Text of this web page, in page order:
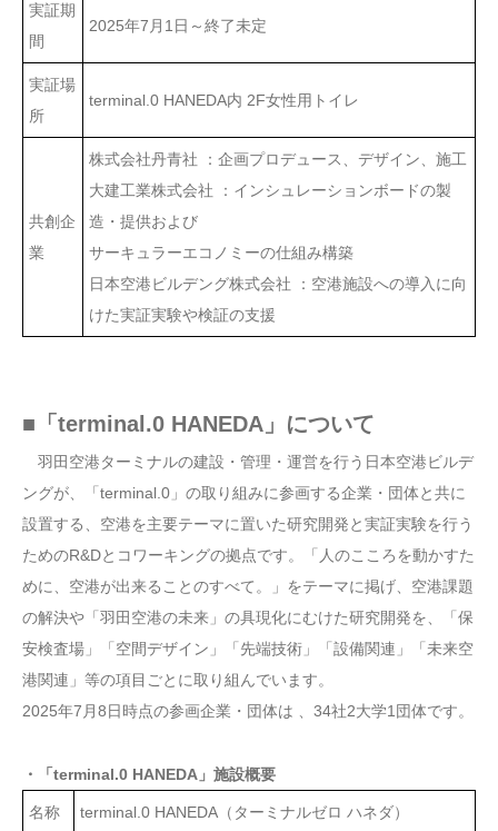
実証期
間
2025年7月1日～終了未定
実証場
所
terminal.0 HANEDA内 2F女性用トイレ
共創企
業
株式会社丹青社 ：企画プロデュース、デザイン、施工
大建工業株式会社 ：インシュレーションボードの製
造・提供および
サーキュラーエコノミーの仕組み構築
日本空港ビルデング株式会社 ：空港施設への導入に向
けた実証実験や検証の支援
■「terminal.0 HANEDA」について
羽田空港ターミナルの建設・管理・運営を行う日本空港ビルデ
ングが、「terminal.0」の取り組みに参画する企業・団体と共に
設置する、空港を主要テーマに置いた研究開発と実証実験を行う
ためのR&Dとコワーキングの拠点です。「人のこころを動かすた
めに、空港が出来ることのすべて。」をテーマに掲げ、空港課題
の解決や「羽田空港の未来」の具現化にむけた研究開発を、「保
安検査場」「空間デザイン」「先端技術」「設備関連」「未来空
港関連」等の項目ごとに取り組んでいます。
2025年7月8日時点の参画企業・団体は 、34社2大学1団体です。
・「terminal.0 HANEDA」施設概要
名称 terminal.0 HANEDA（ターミナルゼロ ハネダ）